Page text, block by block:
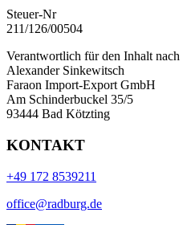
Steuer-Nr
211/126/00504
Verantwortlich für den Inhalt
Alexander Sinkewitsch
Faraon Import-Export GmbH
Am Schinderbuckel 35/5
93444 Bad Kötzting
KONTAKT
+49 172 8539211
office@radburg.de